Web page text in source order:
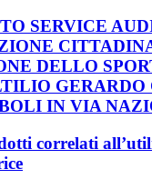
SERVICE
DELLO
GERARDO
IN VIA
correlati